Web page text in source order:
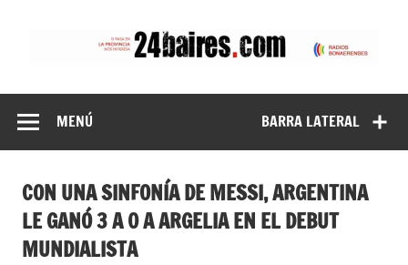
BARRA LATERAL
MENÚ
CON UNA SINFONÍA DE MESSI, ARGENTINA
LE GANÓ 3 A 0 A ARGELIA EN EL DEBUT
MUNDIALISTA